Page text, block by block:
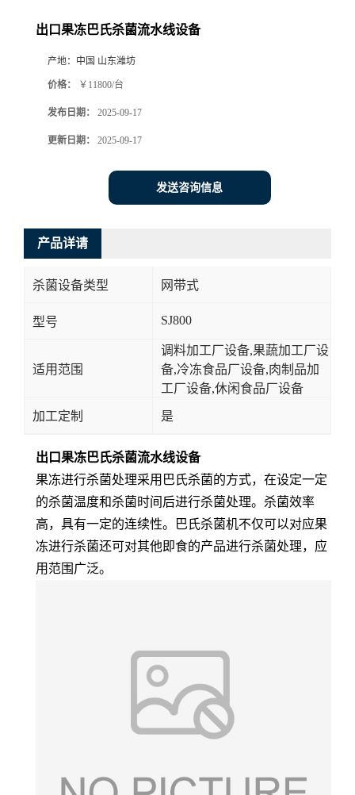
出口果冻巴氏杀菌流水线设备
产地： 中国 山东潍坊
价格： ￥11800/台
发布日期： 2025-09-17
更新日期： 2025-09-17
发送咨询信息
产品详请
杀菌设备类型 网带式
型号 SJ800
适用范围
调料加工厂设备,果蔬加工厂设
备,冷冻食品厂设备,肉制品加
工厂设备,休闲食品厂设备
加工定制 是
出口果冻巴氏杀菌流水线设备
果冻进行杀菌处理采用巴氏杀菌的方式，在设定一定
的杀菌温度和杀菌时间后进行杀菌处理。杀菌效率
高，具有一定的连续性。巴氏杀菌机不仅可以对应果
冻进行杀菌还可对其他即食的产品进行杀菌处理，应
用范围广泛。